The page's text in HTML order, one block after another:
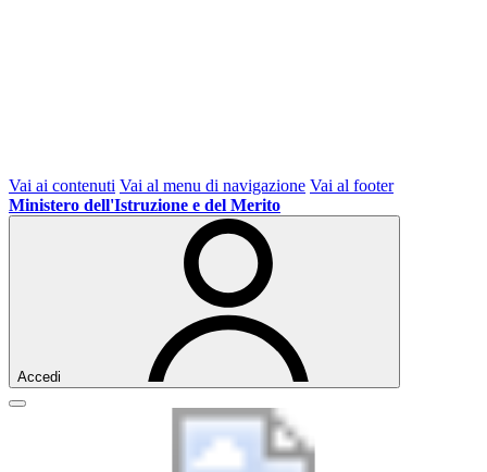
Vai ai contenuti Vai al menu di navigazione Vai al footer
Ministero dell'Istruzione e del Merito
Accedi